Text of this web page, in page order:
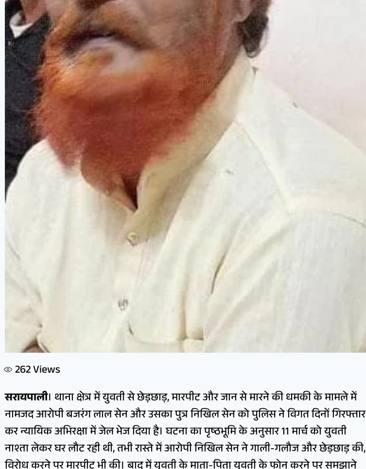
262Views
सरायपाली। थाना क्षेत्र में युवती से छेड़छाड़, मारपीट और जान से मारने की धमकी के मामले में
नामजद आरोपी बजरंग लाल सेन और उसका पुत्र निखिल सेन को पुलिस ने विगत दिनों गिरफ्तार
कर न्यायिक अभिरक्षा में जेल भेज दिया है। घटना का पृष्ठभूमि के अनुसार 11 मार्च को युवती
नाश्ता लेकर घर लौट रही थी, तभी रास्ते में आरोपी निखिल सेन ने गाली-गलौज और छेड़छाड़ की,